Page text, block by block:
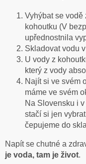
Vyhýbat se vodě
kohoutku (V
upřednostnila
Skladovat vodu
U vody z
který z vody
Najít si ve svém
máme ve svém
Na Slovensku i
stačí si jen
čepujeme do
Napít se chutné a
je voda, tam je život.